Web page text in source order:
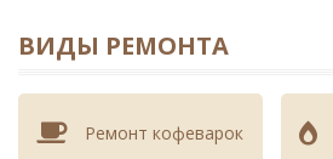
канала
Чистка и смазка
заварного блока
кофемашины
ВИДЫ РЕМОНТА
Ремонт кофеварок